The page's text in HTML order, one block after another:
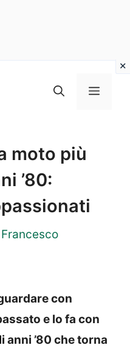
Menu
moto più
’80:
Francesco
con
e lo fa con
anni ’80 che torna